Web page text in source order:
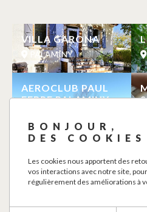
VILLA GARONA
PALAMINY
AEROCLUB PAUL
FERRE PALAMINY-
PALAMINY
LA PIZZAIOLA AU
FEU DE BOIS
PALAMINY
BONJOUR,
DES COOKIES
Les cookies nous apportent des
vos interactions avec notre site,
régulièrement des améliorations à